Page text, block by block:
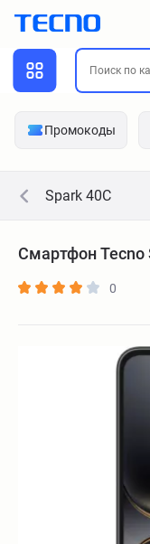
Промокоды
Spark 40C
Смартфон Tecno
0